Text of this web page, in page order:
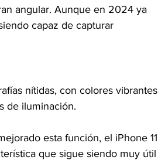
angular. Aunque en 2024 ya
capaz de capturar
nítidas, con colores vibrantes
de iluminación.
esta función, el iPhone 11
que sigue siendo muy útil